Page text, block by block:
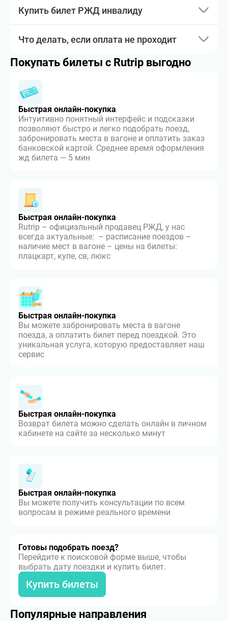
Купить билет РЖД инвалиду
Что делать, если оплата не проходит
Покупать билеты с Rutrip выгодно
Быстрая онлайн-покупка
Интуитивно понятный интерфейс и подсказки
позволяют быстро и легко подобрать поезд,
забронировать места в вагоне и оплатить заказ
банковской картой. Среднее время оформления
жд билета — 5 мин
Быстрая онлайн-покупка
Rutrip – официальный продавец РЖД, у нас
всегда актуальные: – расписание поездов –
наличие мест в вагоне – цены на билеты:
плацкарт, купе, св, люкс
Быстрая онлайн-покупка
Вы можете забронировать места в вагоне
поезда, а оплатить билет перед поездкой. Это
уникальная услуга, которую предоставляет наш
сервис
Быстрая онлайн-покупка
Возврат билета можно сделать онлайн в личном
кабинете на сайте за несколько минут
Быстрая онлайн-покупка
Вы можете получить консультации по всем
вопросам в режиме реального времени
Готовы подобрать поезд?
Перейдите к поисковой форме выше, чтобы
выбрать дату поездки и купить билет.
Купить билеты
Популярные направления